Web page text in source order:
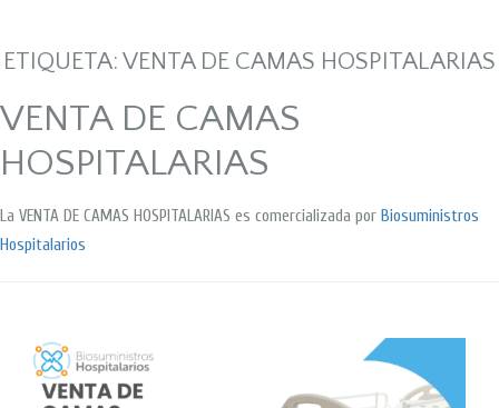
ETIQUETA: VENTA DE CAMAS HOSPITALARIAS
VENTA DE CAMAS
HOSPITALARIAS
La VENTA DE CAMAS HOSPITALARIAS es comercializada por Biosuministros
Hospitalarios